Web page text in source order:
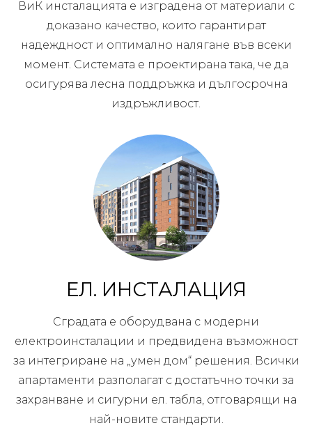
ВиК инсталацията е изградена от материали с
доказано качество, които гарантират
надеждност и оптимално налягане във всеки
момент. Системата е проектирана така, че да
осигурява лесна поддръжка и дългосрочна
издръжливост.
ЕЛ. ИНСТАЛАЦИЯ
Сградата е оборудвана с модерни
електроинсталации и предвидена възможност
за интегриране на „умен дом“ решения. Всички
апартаменти разполагат с достатъчно точки за
захранване и сигурни ел. табла, отговарящи на
най-новите стандарти.